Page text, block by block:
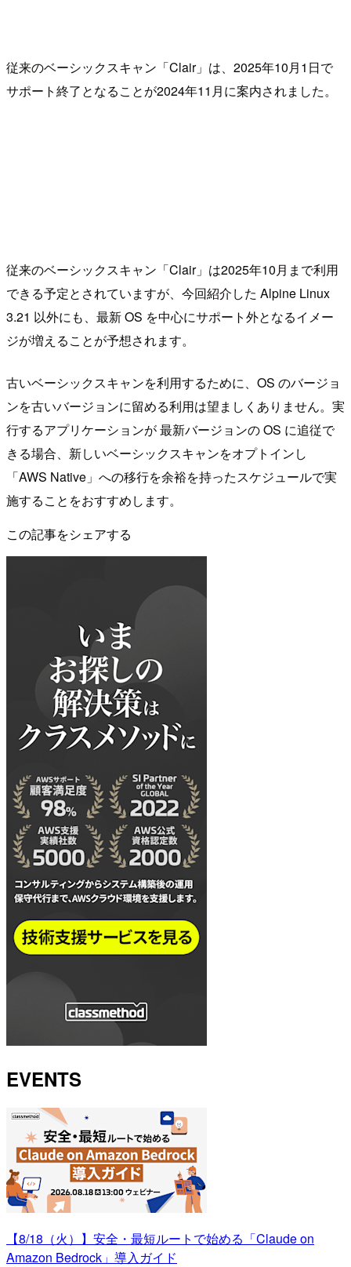
従来のベーシックスキャン「Clair」は、2025年10月1日で
サポート終了となることが2024年11月に案内されました。
従来のベーシックスキャン「Clair」は2025年10月まで利用
できる予定とされていますが、今回紹介した Alpine Linux
3.21 以外にも、最新 OS を中心にサポート外となるイメー
ジが増えることが予想されます。
古いベーシックスキャンを利用するために、OS のバージョ
ンを古いバージョンに留める利用は望ましくありません。実
行するアプリケーションが 最新バージョンの OS に追従で
きる場合、新しいベーシックスキャンをオプトインし
「AWS Native」への移行を余裕を持ったスケジュールで実
施することをおすすめします。
この記事をシェアする
EVENTS
【8/18（火）】安全・最短ルートで始める「Claude on
Amazon Bedrock」導入ガイド